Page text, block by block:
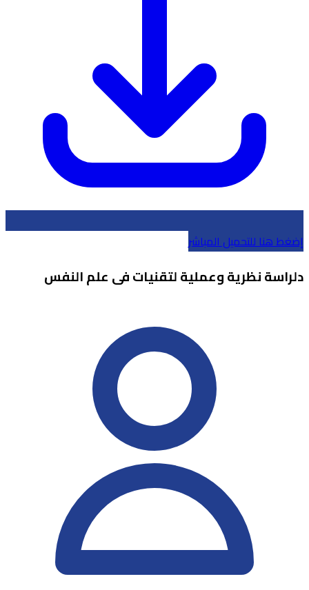
إضغط هنا للتحميل المباشر
دلراسة نظرية وعملية لتقنيات فى علم النفس